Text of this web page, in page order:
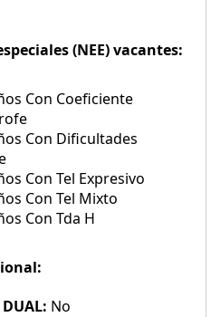
(NEE) vacantes:
Con Coeficiente
Con Dificultades
Con Tel Expresivo
Con Tel Mixto
Con Tda H
No